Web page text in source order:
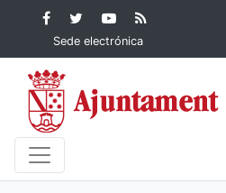
Contenido principalFacebook
Ayuntamiento de
Dénia
Ayuntamiento
de Dénia
YouTube
Ayuntamiento
de Dénia
Sede electrónica